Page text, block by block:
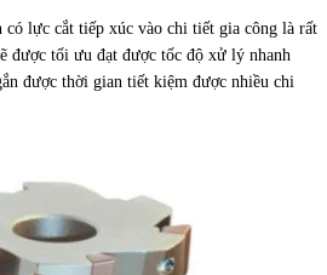
có lực cắt tiếp xúc vào chi tiết gia công là rất
được tối ưu đạt được tốc độ xử lý nhanh
được thời gian tiết kiệm được nhiều chi